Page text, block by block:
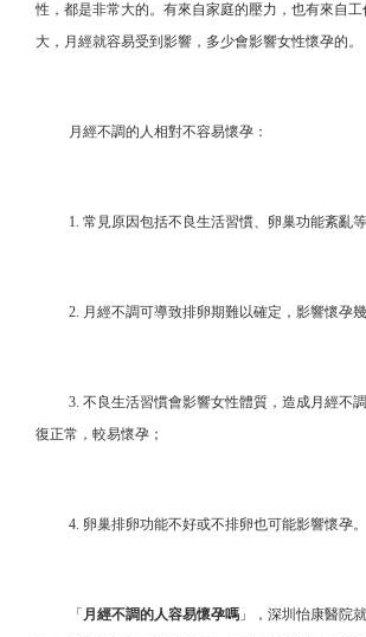
性，都是非常大的。有來自家庭的壓力，也有來自
大，月經就容易受到影響，多少會影響女性懷孕的。
月經不調的人相對不容易懷孕：
1. 常見原因包括不良生活習慣、卵巢功能紊亂等
2. 月經不調可導致排卵期難以確定，影響懷孕幾
3. 不良生活習慣會影響女性體質，造成月經不
復正常，較易懷孕；
4. 卵巢排卵功能不好或不排卵也可能影響懷孕。
「 月經不調的人容易懷孕嗎 」，深圳怡康醫院